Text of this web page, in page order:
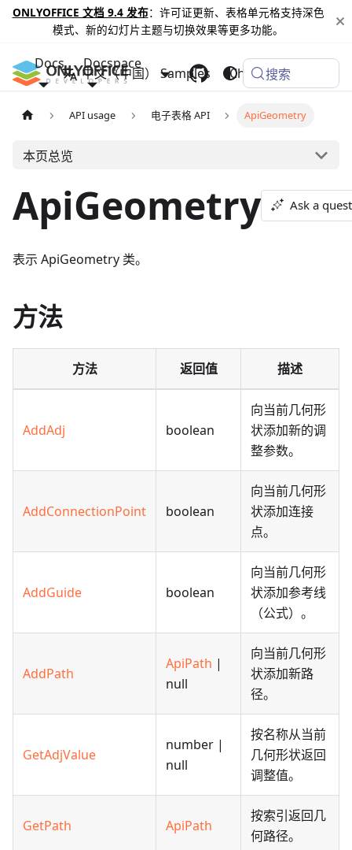
ONLYOFFICE 文档 9.4 发布：许可证更新、表格单元格支持深色
模式、新的幻灯片主题与切换效果等更多功能。
Docs Docspace
Samples Changelog
中文（中国） 搜索
API usage 电子表格 API ApiGeometry
本页总览
ApiGeometry Ask a
表示 ApiGeometry 类。
方法
方法 返回值 描述
AddAdj boolean
向当前几何形
状添加新的调
整参数。
AddConnectionPoint boolean
向当前几何形
状添加连接
点。
AddGuide boolean
向当前几何形
状添加参考线
（公式）。
AddPath
ApiPath |
null
向当前几何形
状添加新路
径。
GetAdjValue
number |
null
按名称从当前
几何形状返回
调整值。
GetPath ApiPath
按索引返回几
何路径。